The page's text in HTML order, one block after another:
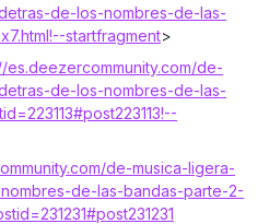
de-los-nombres-de-las-
!--startfragment>
es.deezercommunity.com/de-
de-los-nombres-de-las-
!--
de-musica-ligera-
de-las-bandas-parte-2-